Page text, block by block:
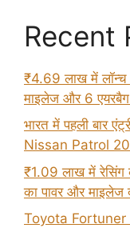
Recent
₹4.69 लाख में
माइलेज और 6 एयरबैग
भारत में पहली बार
Nissan Patrol
₹1.09 लाख में
का पावर और माइलेज
Toyota Fortuner